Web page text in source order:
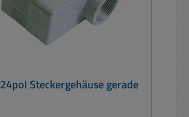
24pol Steckergehäuse gerade